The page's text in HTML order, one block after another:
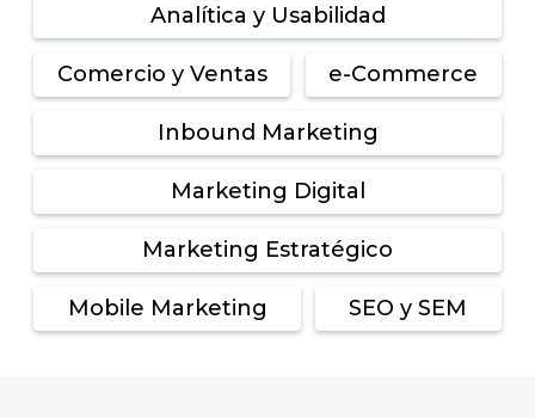
Analítica y Usabilidad
Comercio y Ventas e-Commerce
Inbound Marketing
Marketing Digital
Marketing Estratégico
Mobile Marketing SEO y SEM